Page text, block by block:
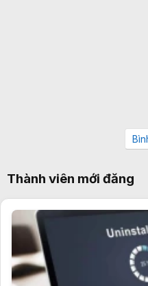
Thành viên mới đăng